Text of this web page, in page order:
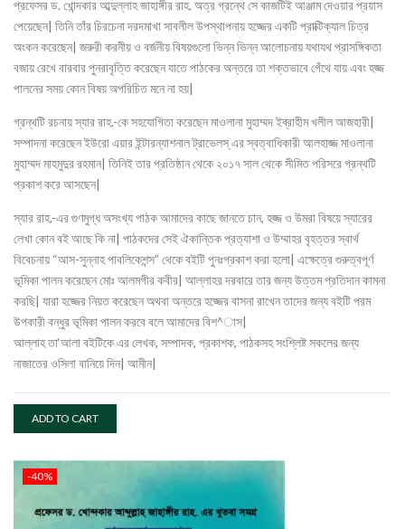
৳ 120.00.৳ 72.00.
প্রফেসর ড. খোন্দকার আব্দুল্লাহ জাহাঙ্গীর রাহ. অত্র গ্রন্থে সে কাজটিই আঞ্জাম দেওয়ার প্রয়াস
পেয়েছেন| তিনি তাঁর চিরচেনা দরদমাখা সাবলীল উপস্থাপনায় হজ্জের একটি প্রাক্টিক্যাল চিত্র
অংকন করেছেন| জরুরী করনীয় ও বর্জনীয় বিষয়গুলো ভিন্ন ভিন্ন আলোচনায় যথাযথ প্রাসঙ্গিকতা
বজায় রেখে বারবার পুনরাবৃত্তি করেছেন যাতে পাঠকের অন্তরে তা শক্তভাবে গেঁথে যায় এবং হজ্জ
পালনের সময় কোন বিষয় অপরিচিত মনে না হয়|
গ্রন্থটি রচনায় স্যার রাহ.-কে সহযোগিতা করেছেন মাওলানা মুহাম্মদ ইব্রাহীম খলীল আজহারী|
সম্পাদনা করেছেন ইউরো এয়ার ইন্টারন্যাশনাল ট্রাভেলস্ এর স্বত্বাধিকারী আলহাজ্জ মাওলানা
মুহাম্মদ মাহমুদুর রহমান| তিনিই তার প্রতিষ্ঠান থেকে ২০১৭ সাল থেকে সীমিত পরিসরে গ্রন্থটি
প্রকাশ করে আসছেন|
স্যার রাহ.-এর গুণমুগ্ধ অসংখ্য পাঠক আমাদের কাছে জানতে চান, হজ্জ ও উমরা বিষয়ে স্যারের
লেখা কোন বই আছে কি না| পাঠকদের সেই ঐকান্তিক প্রত্যাশা ও উম্মাহর বৃহত্তর স্বার্থ
বিবেচনায় “আস-সুন্নাহ পাবলিকেশন্স” থেকে বইটি পুনঃপ্রকাশ করা হলো| এক্ষেত্রে গুরুত্বপূর্ণ
ভূমিকা পালন করেছেন মোঃ আলমগীর কবীর| আল্লাহর দরবারে তার জন্য উত্তম প্রতিদান কামনা
করছি| যারা হজ্জের নিয়ত করেছেন অথবা অন্তরে হজ্জের বাসনা রাখেন তাদের জন্য বইটি পরম
উপকারী বন্ধুর ভূমিকা পালন করবে বলে আমাদের বিশ^াস|
আল্লাহ তা‘আলা বইটিকে এর লেখক, সম্পাদক, প্রকাশক, পাঠকসহ সংশ্লিষ্ট সকলের জন্য
নাজাতের ওসিলা বানিয়ে দিন| আমীন|
ADD TO CART
-40%